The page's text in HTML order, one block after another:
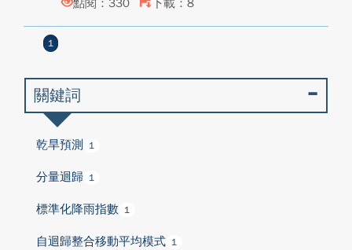
點閱：330
下載：8
1
關鍵詞
乾旱預測 1
分量迴歸 1
標準化降雨指數 1
自迴歸整合移動平均模式 1